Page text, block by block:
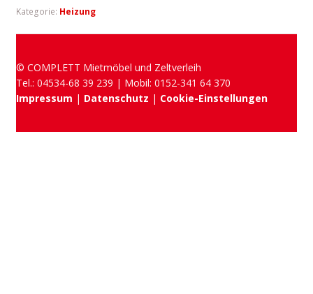
Kategorie: Heizung
© COMPLETT Mietmöbel und Zeltverleih
Tel.: 04534-68 39 239 | Mobil: 0152-341 64 370
Impressum | Datenschutz | Cookie-Einstellungen